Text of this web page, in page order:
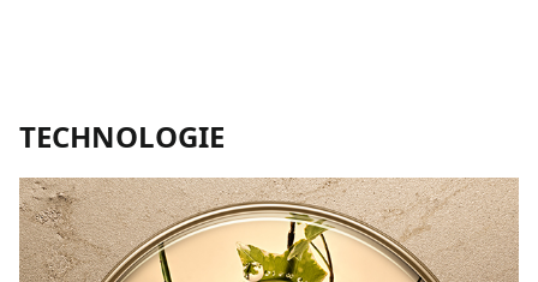
TECHNOLOGIE